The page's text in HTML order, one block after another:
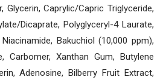
Glycerin, Caprylic/Capric Triglyceride,
Dicaprate, Polyglyceryl-4 Laurate,
Bakuchiol (10,000 ppm),
Carbomer, Xanthan Gum, Butylene
Adenosine, Bilberry Fruit Extract,